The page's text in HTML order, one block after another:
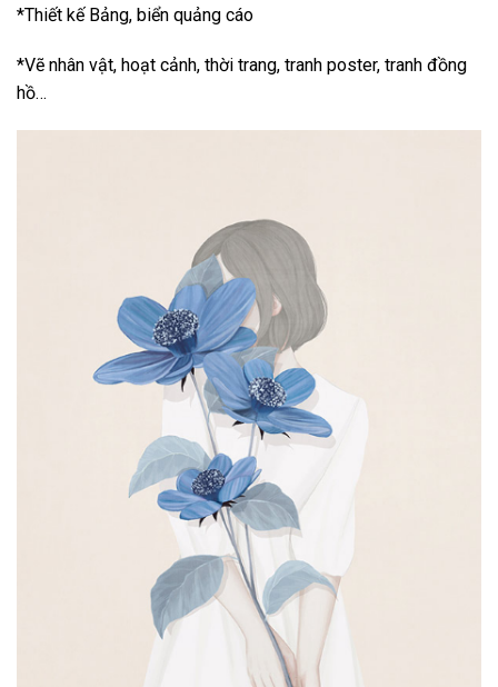
*Thiết kế Bảng, biển quảng cáo
*Vẽ nhân vật, hoạt cảnh, thời trang, tranh poster, tranh đồng
hồ…